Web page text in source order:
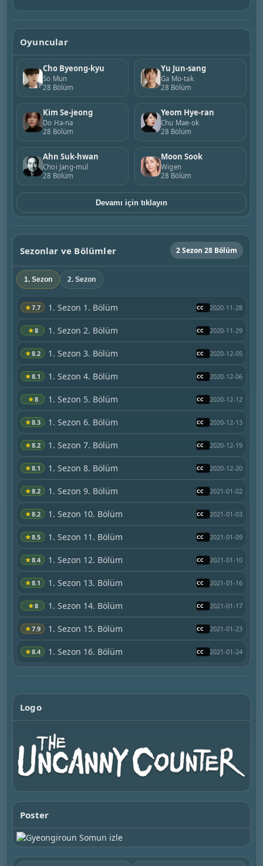
Oyuncular
Cho Byeong-kyu
So Mun
28 Bölüm
Yu Jun-sang
Ga Mo-tak
28 Bölüm
Kim Se-jeong
Do Ha-na
28 Bölüm
Yeom Hye-ran
Chu Mae-ok
28 Bölüm
Ahn Suk-hwan
Choi Jang-mul
28 Bölüm
Moon Sook
Wigen
28 Bölüm
Devamı için tıklayın
Sezonlar ve Bölümler 2 Sezon 28 Bölüm
1. Sezon 2. Sezon
★7.7 1. Sezon 1. Bölüm 2020-11-28
★8 1. Sezon 2. Bölüm 2020-11-29
★8.2 1. Sezon 3. Bölüm 2020-12-05
★8.1 1. Sezon 4. Bölüm 2020-12-06
★8 1. Sezon 5. Bölüm 2020-12-12
★8.3 1. Sezon 6. Bölüm 2020-12-13
★8.2 1. Sezon 7. Bölüm 2020-12-19
★8.1 1. Sezon 8. Bölüm 2020-12-20
★8.2 1. Sezon 9. Bölüm 2021-01-02
★8.2 1. Sezon 10. Bölüm 2021-01-03
★8.5 1. Sezon 11. Bölüm 2021-01-09
★8.4 1. Sezon 12. Bölüm 2021-01-10
★8.1 1. Sezon 13. Bölüm 2021-01-16
★8 1. Sezon 14. Bölüm 2021-01-17
★7.9 1. Sezon 15. Bölüm 2021-01-23
★8.4 1. Sezon 16. Bölüm 2021-01-24
Logo
Poster